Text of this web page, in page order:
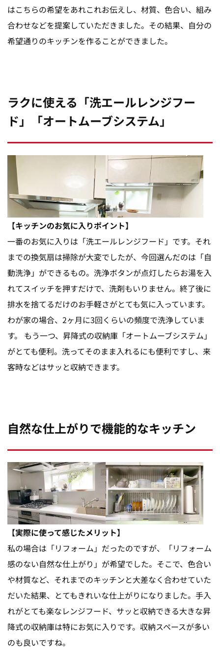
はこちらの希望をあれこれお伝えし、材質、色合い、組み
合わせなどを提案していただきました。その結果、自分の
希望通りのキッチンを作ることができました。
ラクに使える「洗エールレンジフー
ド」「オートムーブシステム」
【キッチンのお気に入りポイント】
一番のお気に入りは「洗エールレンジフード」です。それ
までの換気扇は掃除が大変でしたが、今回選んだのは「自
動洗浄」ができるもの。洗浄ボタンが点灯したらお湯を入
れてスイッチを押すだけで、洗剤もいりません。終了後に
排水を捨てるだけのお手軽さがとても気に入っています。
わが家の場合、2ヶ月に3回くらいの頻度で洗浄していま
す。 もう一つ、昇降式の収納庫「オートムーブシステム」
がとても便利。洗ってそのまま入れるにも便利ですし、来
客時などはサッと収納できます。
自然な仕上がりで機能的なキッチン
【実際に使って感じたメリット】
私の場合は「リフォーム」だったのですが、「リフォーム
感のない自然な仕上がり」が希望でした。そこで、色合い
や材質など、それまでのキッチンと大差なく合わせていた
だいた結果、とてもきれいな仕上がりになりました。手入
れがとても楽なレンジフード、サッと収納できる大きな昇
降式の収納庫は特にお気に入りです。収納スペースが多い
のも良いですね。